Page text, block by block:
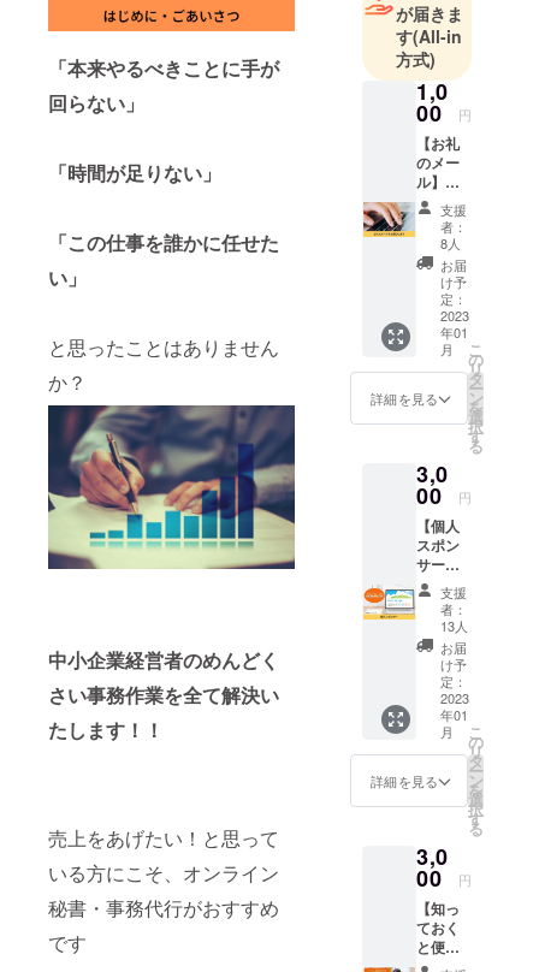
「本来やるべきことに手が
回らない」
「時間が足りない」
「この仕事を誰かに任せた
い」
と思ったことはありません
か？
中小企業経営者のめんどく
さい事務作業を全て解決い
たします！！
売上をあげたい！と思って
いる方にこそ、オンライン
秘書・事務代行がおすすめ
です
これじゃい
かん！！
私は私の人
生を生き
子供にはい
つまでも笑
顔を与えた
『子供を笑
顔にするた
めには ま
ら笑顔にし
そんな想い
でスタート
したオンラ
インビジネ
スサポー
ト。
今は１児の
母として夢
を叶えてい
く姿を子供
にみせるべ
く、楽しく
います。
大人になっ
てからだっ
て遅くはな
い！笑顔を
が届きま
す(All-in
方式)
1,0
00 円
【お礼
のメー
ル】
「秘書
ライ
ン」プ
ラット
フォー
ムをた
だただ
応援し
たい人
向けの
リター
ンで
かから
熱いお
礼の
メール
をお送
りさせ
ていた
だきま
す。 な
お、支
援時に
上乗せ
支援が
可能で
す。 応
援の気
持ちの
す！
支援
者：
8人
お届
け予
定：
2023
年01
月
詳細を見る
こ
の
リ
タ
ー
ン
を
選
択
す
る
3,0
00 円
【個人
スポン
サー】
11月に
リリー
ス予定
の「秘
書ライ
ン」プ
ラット
フォー
ムの個
人スポ
ンサー
になれ
プラッ
ト
フォー
ムに支
援者と
してお
支援
者：
13人
お届
け予
定：
2023
年01
月
詳細を見る
こ
の
リ
タ
ー
ン
を
選
択
す
る
3,0
00 円
【知っ
ておく
と便利
なパソ